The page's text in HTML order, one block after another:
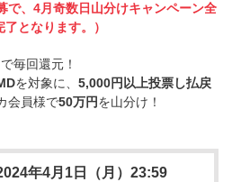
で、4月奇数日山分けキャンペーン全
了となります。）
毎回還元！
を対象に、 5,000円以上投票し払戻
会員様で50万円を山分け！
年4月1日（月）23:59